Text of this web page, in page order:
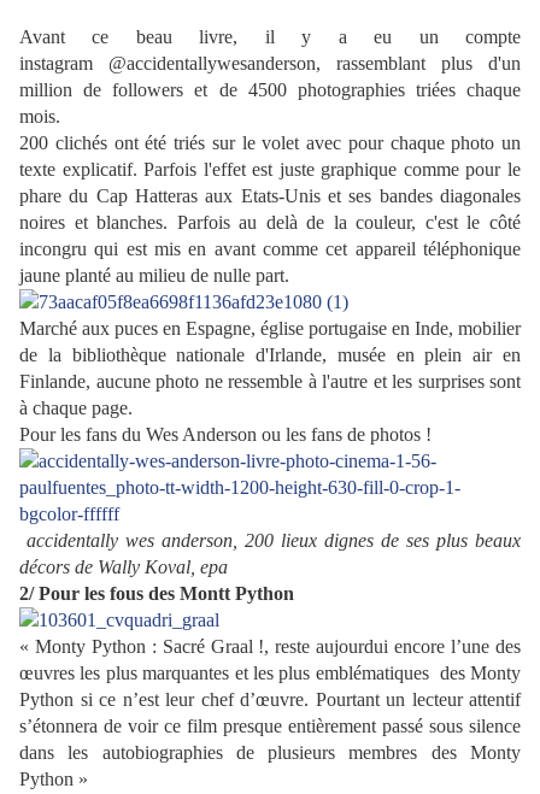
Avant ce beau livre, il y a eu un compte
instagram @accidentallywesanderson, rassemblant plus d'un
million de followers et de 4500 photographies triées chaque
mois.
200 clichés ont été triés sur le volet avec pour chaque photo un
texte explicatif. Parfois l'effet est juste graphique comme pour le
phare du Cap Hatteras aux Etats-Unis et ses bandes diagonales
noires et blanches. Parfois au delà de la couleur, c'est le côté
incongru qui est mis en avant comme cet appareil téléphonique
jaune planté au milieu de nulle part.
Marché aux puces en Espagne, église portugaise en Inde, mobilier
de la bibliothèque nationale d'Irlande, musée en plein air en
Finlande, aucune photo ne ressemble à l'autre et les surprises sont
à chaque page.
Pour les fans du Wes Anderson ou les fans de photos !
accidentally wes anderson, 200 lieux dignes de ses plus beaux
décors de Wally Koval, epa
2/ Pour les fous des Montt Python
« Monty Python : Sacré Graal !, reste aujourdui encore l’une des
œuvres les plus marquantes et les plus emblématiques des Monty
Python si ce n’est leur chef d’œuvre. Pourtant un lecteur attentif
s’étonnera de voir ce film presque entièrement passé sous silence
dans les autobiographies de plusieurs membres des Monty
Python »